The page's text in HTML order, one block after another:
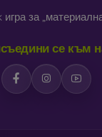
за
се към